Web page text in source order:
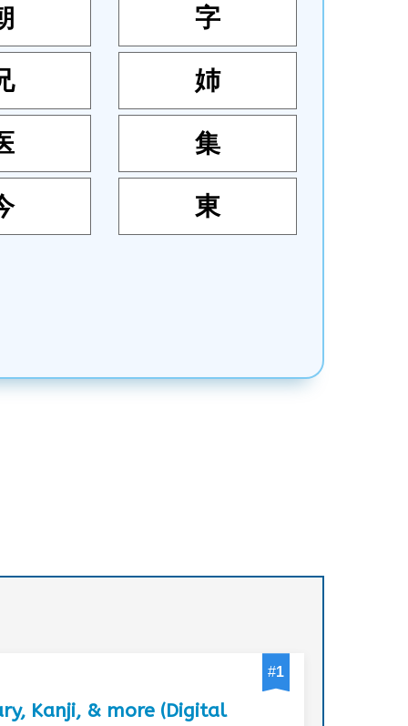
字
姉
集
東
#1
Kanji, & more (Digital